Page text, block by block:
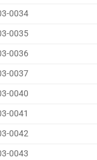
0034
0035
0036
0037
0040
0041
0042
0043